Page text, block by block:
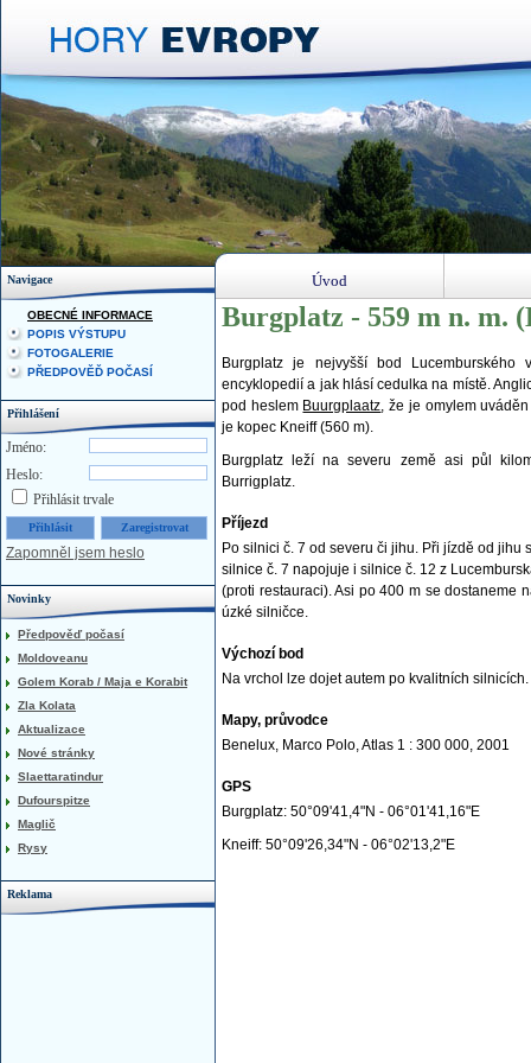
Burgplatz - 559 m n. m.
Burgplatz je nejvyšší bod Lucemburského
encyklopedií a jak hlásí cedulka na místě.
pod heslem Buurgplaatz, že je omylem
je kopec Kneiff (560 m).
Burgplatz leží na severu země asi půl
Burrigplatz.
Příjezd
Po silnici č. 7 od severu či jihu. Při jízdě od
silnice č. 7 napojuje i silnice č. 12 z
(proti restauraci). Asi po 400 m se dostaneme
úzké silničce.
Výchozí bod
Na vrchol lze dojet autem po kvalitních silnicích.
Mapy, průvodce
Benelux, Marco Polo, Atlas 1 : 300 000, 2001
GPS
Burgplatz: 50°09'41,4"N - 06°01'41,16"E
Kneiff: 50°09'26,34"N - 06°02'13,2"E
Navigace
OBECNÉ INFORMACE
POPIS VÝSTUPU
FOTOGALERIE
PŘEDPOVĚĎ POČASÍ
Přihlášení
Jméno:
Heslo:
Přihlásit trvale
Zapomněl jsem heslo
Novinky
Předpověď počasí
Moldoveanu
Golem Korab / Maja e Korabit
Zla Kolata
Aktualizace
Nové stránky
Slaettaratindur
Dufourspitze
Maglič
Rysy
Reklama
Úvod